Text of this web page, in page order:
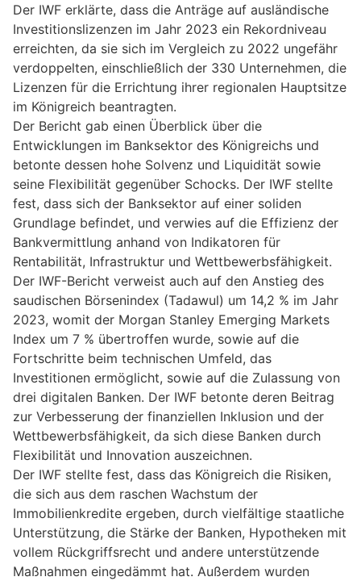
Der IWF erklärte, dass die Anträge auf ausländische
Investitionslizenzen im Jahr 2023 ein Rekordniveau
erreichten, da sie sich im Vergleich zu 2022 ungefähr
verdoppelten, einschließlich der 330 Unternehmen, die
Lizenzen für die Errichtung ihrer regionalen Hauptsitze
im Königreich beantragten.
Der Bericht gab einen Überblick über die
Entwicklungen im Banksektor des Königreichs und
betonte dessen hohe Solvenz und Liquidität sowie
seine Flexibilität gegenüber Schocks. Der IWF stellte
fest, dass sich der Banksektor auf einer soliden
Grundlage befindet, und verwies auf die Effizienz der
Bankvermittlung anhand von Indikatoren für
Rentabilität, Infrastruktur und Wettbewerbsfähigkeit.
Der IWF-Bericht verweist auch auf den Anstieg des
saudischen Börsenindex (Tadawul) um 14,2 % im Jahr
2023, womit der Morgan Stanley Emerging Markets
Index um 7 % übertroffen wurde, sowie auf die
Fortschritte beim technischen Umfeld, das
Investitionen ermöglicht, sowie auf die Zulassung von
drei digitalen Banken. Der IWF betonte deren Beitrag
zur Verbesserung der finanziellen Inklusion und der
Wettbewerbsfähigkeit, da sich diese Banken durch
Flexibilität und Innovation auszeichnen.
Der IWF stellte fest, dass das Königreich die Risiken,
die sich aus dem raschen Wachstum der
Immobilienkredite ergeben, durch vielfältige staatliche
Unterstützung, die Stärke der Banken, Hypotheken mit
vollem Rückgriffsrecht und andere unterstützende
Maßnahmen eingedämmt hat. Außerdem wurden